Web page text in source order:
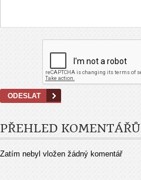
PŘEHLED KOMENTÁŘŮ
Zatím nebyl vložen žádný komentář